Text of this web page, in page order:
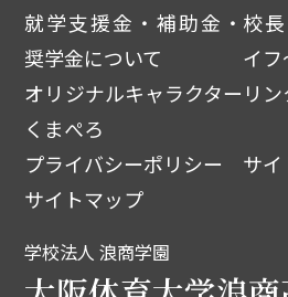
就学支援金・補助金・
奨学金について
校
イフ
オリジナルキャラクター
くまぺろ
リ
プライバシーポリシー
サ
サイトマップ
学校法人 浪商学園